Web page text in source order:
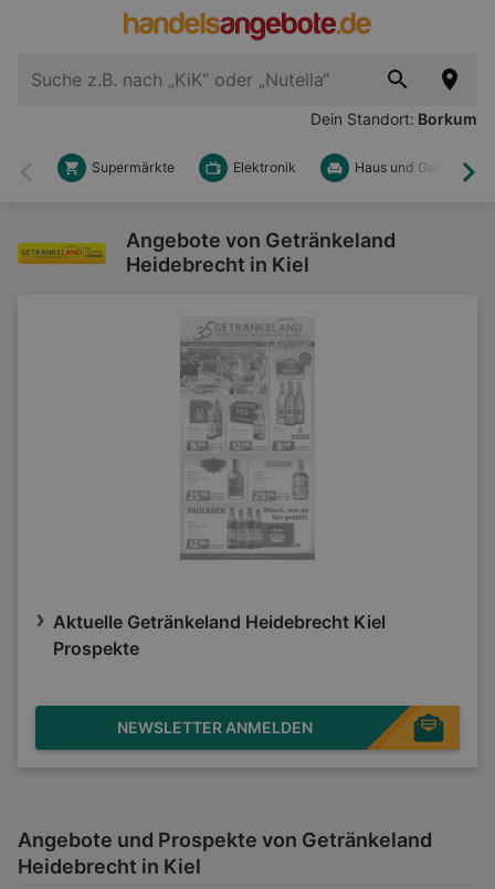
Dein Standort: Borkum
Zurück
Supermärkte Elektronik Haus und Garten
Angebote von Getränkeland
Heidebrecht in Kiel
Aktuelle Getränkeland Heidebrecht Kiel
Prospekte
NEWSLETTER ANMELDEN
Angebote und Prospekte von Getränkeland
Heidebrecht in Kiel